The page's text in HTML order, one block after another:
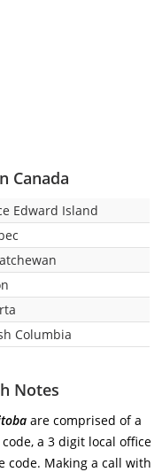
Canada
Edward Island
Columbia
Notes
are comprised of a
a 3 digit local office
code. Making a call with